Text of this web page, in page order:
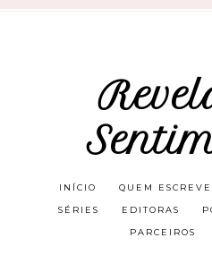
INÍCIO QUEM ESCREVE
SÉRIES EDITORAS
PARCEIROS